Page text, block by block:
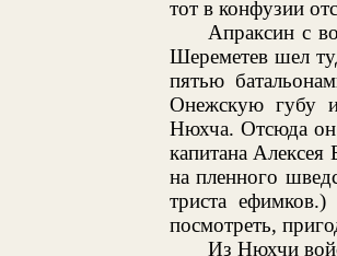
тот в конфузии
Апраксин с
Шереметев шел
пятью
Онежскую губу
Нюхча. Отсюда он
капитана
на пленного
триста
посмотреть,
Из Нюхчи